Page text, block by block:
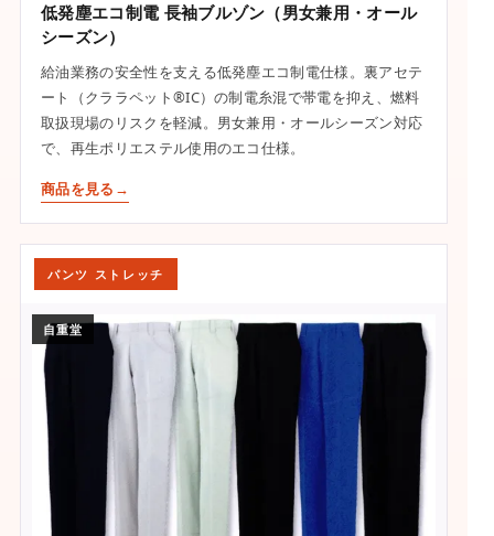
低発塵エコ制電 長袖ブルゾン（男女兼用・オール
シーズン）
給油業務の安全性を支える低発塵エコ制電仕様。裏アセテ
ート（クララペット®IC）の制電糸混で帯電を抑え、燃料
取扱現場のリスクを軽減。男女兼用・オールシーズン対応
で、再生ポリエステル使用のエコ仕様。
商品を見る
パンツ ストレッチ
自重堂